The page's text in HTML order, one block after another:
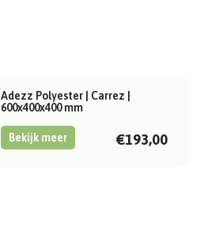
Adezz Polyester | Carrez |
600x400x400 mm
Bekijk meer €193,00